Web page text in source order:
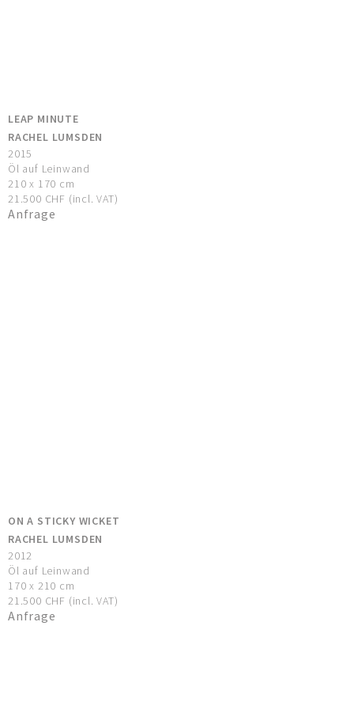
LEAP MINUTE
RACHEL LUMSDEN
2015
Öl auf Leinwand
210 x 170 cm
21.500 CHF (incl. VAT)
Anfrage
ON A STICKY WICKET
RACHEL LUMSDEN
2012
Öl auf Leinwand
170 x 210 cm
21.500 CHF (incl. VAT)
Anfrage